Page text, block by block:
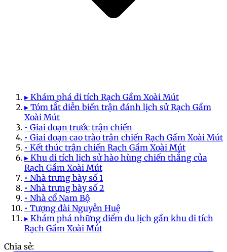
▸ Khám phá di tích Rạch Gầm Xoài Mút
▸ Tóm tắt diễn biến trận đánh lịch sử Rạch Gầm
Xoài Mút
• Giai đoạn trước trận chiến
• Giai đoạn cao trào trận chiến Rạch Gầm Xoài Mút
• Kết thúc trận chiến Rạch Gầm Xoài Mút
▸ Khu di tích lịch sử hào hùng chiến thắng của
Rạch Gầm Xoài Mút
• Nhà trưng bày số 1
• Nhà trưng bày số 2
• Nhà cổ Nam Bộ
• Tượng đài Nguyễn Huệ
▸ Khám phá những điểm du lịch gần khu di tích
Rạch Gầm Xoài Mút
Chia sẻ: